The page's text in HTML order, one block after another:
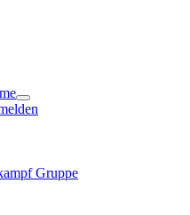
Gruppe